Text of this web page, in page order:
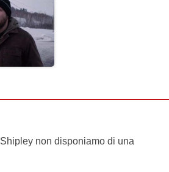
non disponiamo di una